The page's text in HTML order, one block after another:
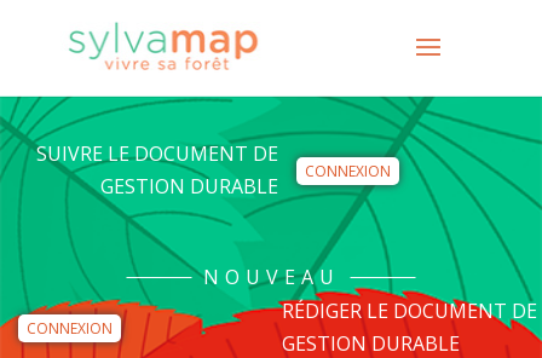
SUIVRE LE DOCUMENT DE
GESTION DURABLE
CONNEXION
NOUVEAU
CONNEXION
RÉDIGER LE DOCUMENT DE
GESTION DURABLE